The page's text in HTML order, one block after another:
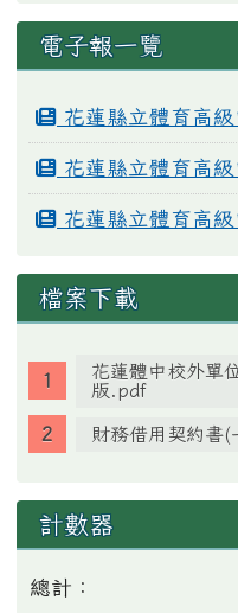
電子報一覽
花蓮縣立體育高
花蓮縣立體育高
花蓮縣立體育高
檔案下載
花蓮體中校外單
版.pdf
財務借用契約書
計數器
總計：